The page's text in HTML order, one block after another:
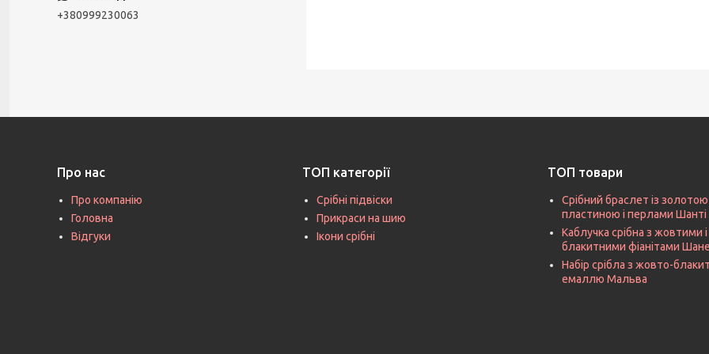
+380999230063
Про нас
Про компанію
Головна
Відгуки
ТОП категорії
Срібні підвіски
Прикраси на шию
Ікони срібні
ТОП товари
Срібний браслет із золотою
пластиною і перлами Шанті
Каблучка срібна з жовтими і
блакитними фіанітами
Набір срібла з жовто-
емаллю Мальва